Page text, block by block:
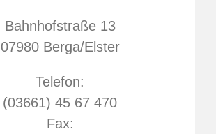
Bahnhofstraße 13
07980 Berga/Elster
Telefon:
(03661) 45 67 470
Fax: